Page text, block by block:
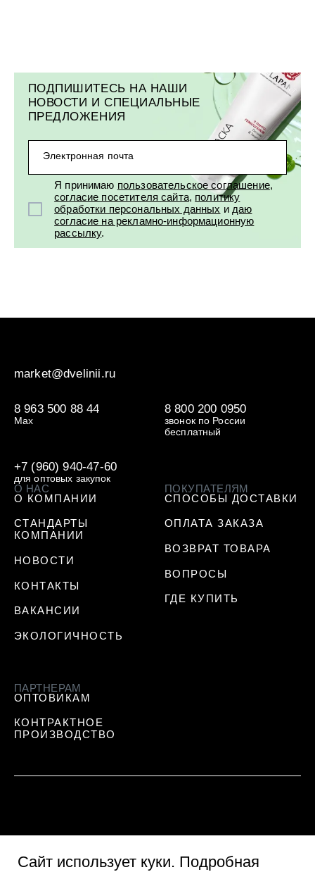
ПОДПИШИТЕСЬ НА НАШИ
НОВОСТИ И СПЕЦИАЛЬНЫЕ
ПРЕДЛОЖЕНИЯ
Электронная почта
Я принимаю пользовательское соглашение,
согласие посетителя сайта, политику
обработки персональных данных и даю
согласие на рекламно-информационную
рассылку.
market@dvelinii.ru
8 800 200 0950
звонок по России
бесплатный
8 963 500 88 44
Max
+7 (960) 940-47-60
для оптовых закупок
О НАС
О КОМПАНИИ
СТАНДАРТЫ
КОМПАНИИ
НОВОСТИ
КОНТАКТЫ
ВАКАНСИИ
ЭКОЛОГИЧНОСТЬ
ПОКУПАТЕЛЯМ
СПОСОБЫ ДОСТАВКИ
ОПЛАТА ЗАКАЗА
ВОЗВРАТ ТОВАРА
ВОПРОСЫ
ГДЕ КУПИТЬ
ПАРТНЕРАМ
ОПТОВИКАМ
КОНТРАКТНОЕ
ПРОИЗВОДСТВО
Сайт использует куки. Подробная